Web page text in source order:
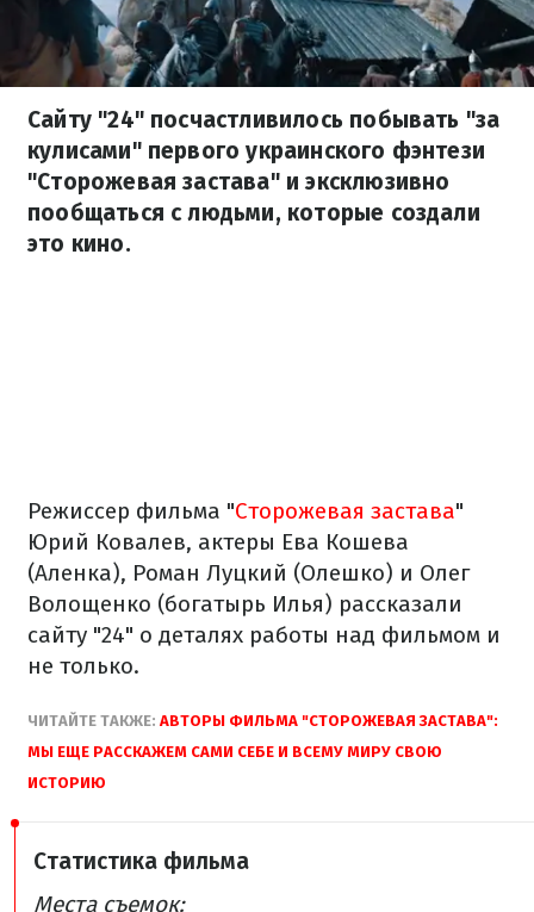
Сайту "24" посчастливилось побывать "за
кулисами" первого украинского фэнтези
"Сторожевая застава" и эксклюзивно
пообщаться с людьми, которые создали
это кино.
Режиссер фильма "Сторожевая застава"
Юрий Ковалев, актеры Ева Кошева
(Аленка), Роман Луцкий (Олешко) и Олег
Волощенко (богатырь Илья) рассказали
сайту "24" о деталях работы над фильмом и
не только.
ЧИТАЙТЕ ТАКЖЕ: АВТОРЫ ФИЛЬМА "СТОРОЖЕВАЯ ЗАСТАВА":
МЫ ЕЩЕ РАССКАЖЕМ САМИ СЕБЕ И ВСЕМУ МИРУ СВОЮ
ИСТОРИЮ
Статистика фильма
Места съемок: